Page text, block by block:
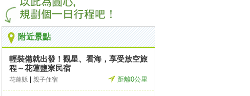
附近景點
輕裝備就出發！觀星、看海，享受放空旅
程～花蓮鹽寮民宿
花蓮縣 親子住宿 距離0公里